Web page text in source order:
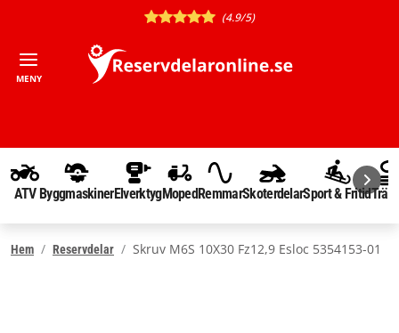
(4.9/5)
MENY
ATV ByggmaskinerElverktygMopedRemmarSkoterdelarSport & Fritid
Hem Reservdelar Skruv M6S 10X30 Fz12,9 Esloc 5354153-01